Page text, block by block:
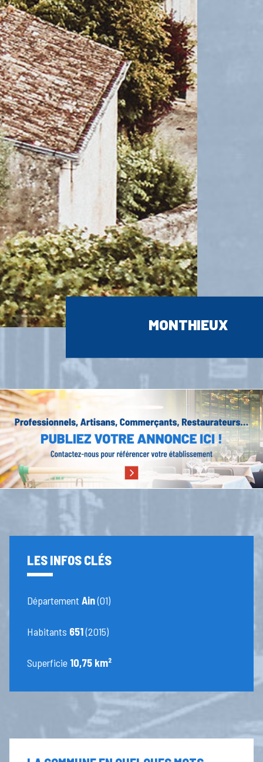
MONTHIEUX
LES INFOS CLÉS
DépartementAin(01)
Habitants 651(2015)
Superficie 10,75 km²